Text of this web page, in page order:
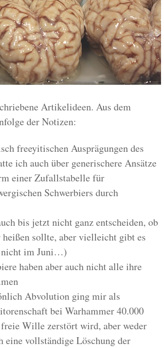
Artikelideen. Aus dem
der Notizen:
freeyitischen Ausprägungen des
ich auch über generischere Ansätze
einer Zufallstabelle für
Schwerbiers durch
bis jetzt nicht ganz entscheiden, ob
sollte, aber vielleicht gibt es
nicht im Juni…)
haben aber auch nicht alle ihre
Abvolution ging mir als
bei Warhammer 40.000
Wille zerstört wird, aber weder
eine vollständige Löschung der